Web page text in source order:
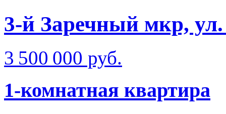
3-й Заречный мкр,
3 500 000 руб.
1-комнатная квартира